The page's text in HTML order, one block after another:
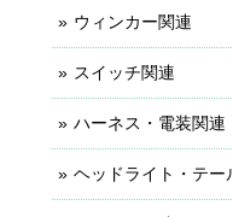
ウィンカー関連
スイッチ関連
ハーネス・電装関連
ヘッドライト・テー